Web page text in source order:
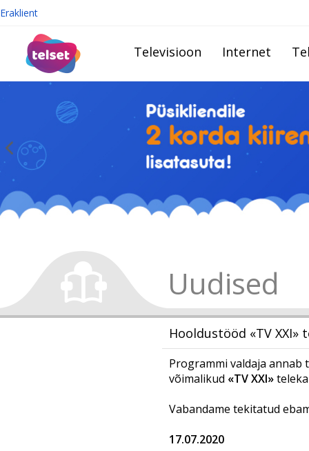
Eraklient
Televisioon Internet
Uudised
Hooldustööd «TV XXI»
Programmi valdaja annab
võimalikud «TV XXI»
Vabandame tekitatud
17.07.2020